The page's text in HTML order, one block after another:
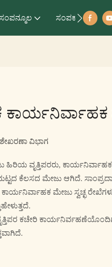
ಸಂಪರ್ಕಣ
ವಿಭಾಗ
ವೃತ್ತಿಪರರು,
ಕೆಲಸದ ಮೇಜು ಆಗಿದೆ.
ಮೇಜು ಸ್ವಚ್ಛ ರೇಖೆಗಳು,
ಕಚೇರಿ